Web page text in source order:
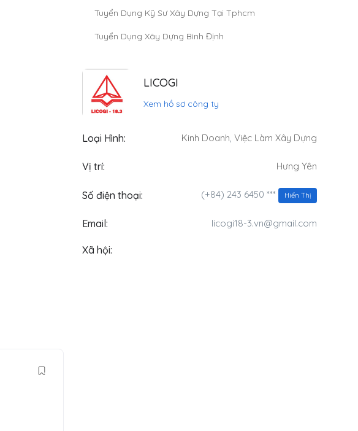
Tuyển Dụng Kỹ Sư Xây Dựng Tại Tphcm
Tuyển Dụng Xây Dựng Bình Định
LICOGI
Xem hồ sơ công ty
Loại Hình: Kinh Doanh, Việc Làm Xây Dựng
Vị trí: Hưng Yên
Số điện thoại: (+84) 243 6450 *** Hiển Thị
Email: licogi18-3.vn@gmail.com
Xã hội: